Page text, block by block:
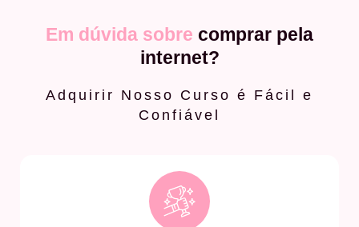
Em dúvida sobre comprar pela
internet?
Adquirir Nosso Curso é Fácil e
Confiável